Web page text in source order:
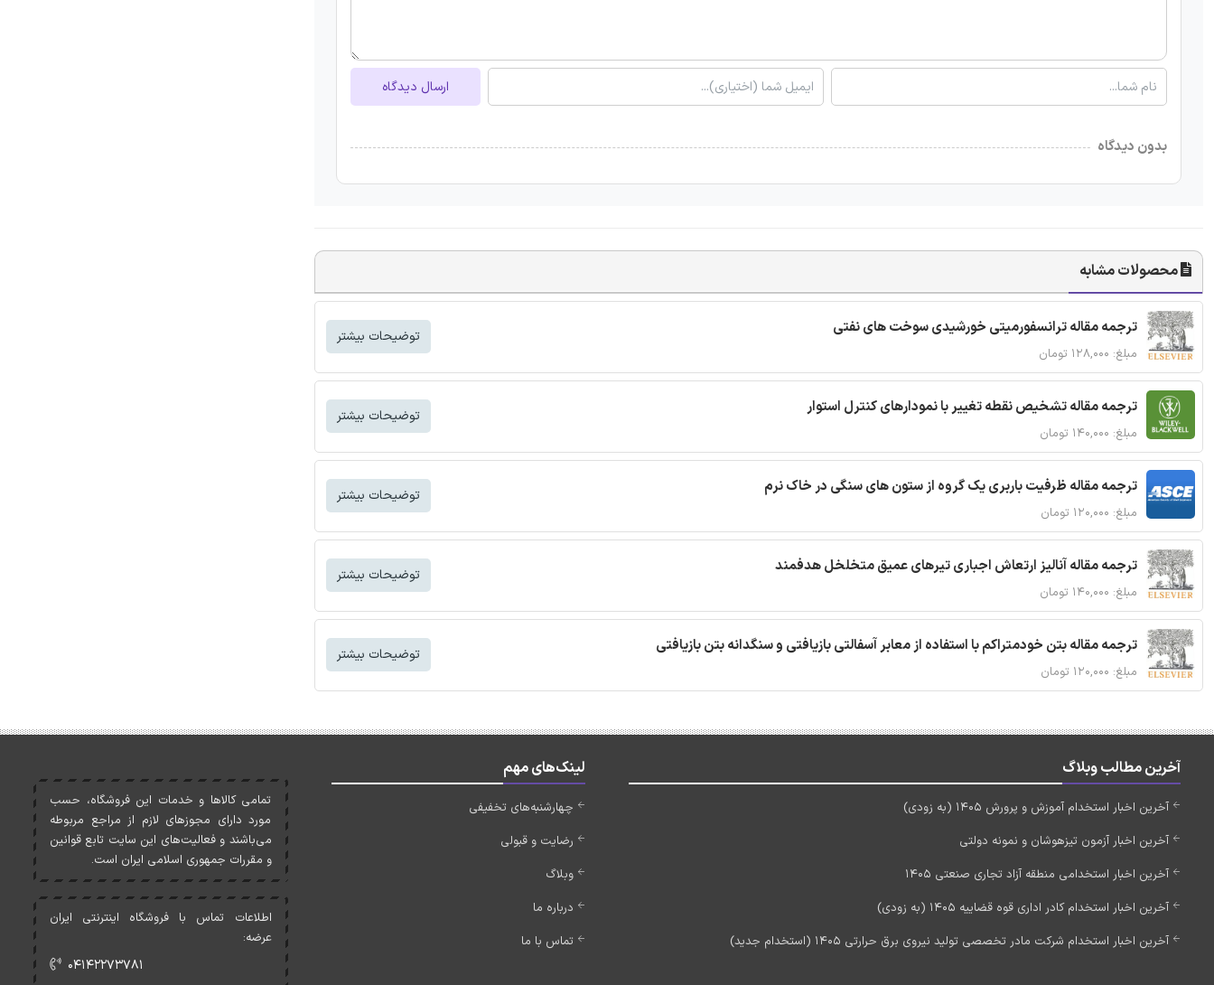
ارسال دیدگاه
بدون دیدگاه
محصولات مشابه
ترجمه مقاله ترانسفورمیتی خورشیدی سوخت های نفتی
مبلغ: ۱۲۸,۰۰۰ تومان
توضیحات بیشتر
ترجمه مقاله تشخیص نقطه تغییر با نمودارهای کنترل استوار
مبلغ: ۱۴۰,۰۰۰ تومان
توضیحات بیشتر
ترجمه مقاله ظرفیت باربری یک گروه از ستون های سنگی در خاک نرم
مبلغ: ۱۲۰,۰۰۰ تومان
توضیحات بیشتر
ترجمه مقاله آنالیز ارتعاش اجباری تیرهای عمیق متخلخل هدفمند
مبلغ: ۱۴۰,۰۰۰ تومان
توضیحات بیشتر
ترجمه مقاله بتن خودمتراکم با استفاده از معابر آسفالتی بازیافتی و سنگدانه بتن بازیافتی
مبلغ: ۱۲۰,۰۰۰ تومان
توضیحات بیشتر
آخرین مطالب وبلاگ
آخرین اخبار استخدام آموزش و پرورش 1405 (به زودی)
آخرین اخبار آزمون تیزهوشان و نمونه دولتی
آخرین اخبار استخدامی منطقه آزاد تجاری صنعتی 1405
آخرین اخبار استخدام کادر اداری قوه قضاییه 1405 (به زودی)
آخرین اخبار استخدام شرکت مادر تخصصی تولید نیروی برق حرارتی 1405 (استخدام جدید)
لینک‌های مهم
چهارشنبه‌های تخفیفی
رضایت و قبولی
وبلاگ
درباره ما
تماس با ما
تمامی کالاها و خدمات اين فروشگاه، حسب
مورد دارای مجوزهای لازم از مراجع مربوطه
می‌باشند و فعاليت‌های اين سايت تابع قوانين
و مقررات جمهوری اسلامی ايران است.
اطلاعات تماس با فروشگاه اینترنتی ایران
عرضه:
۰۴۱۴۲۲۷۳۷۸۱